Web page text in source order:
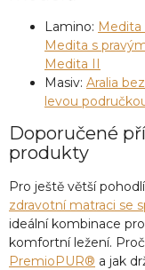
Lamino: Medita
Medita s
Medita II
Masiv: Aralia
levou
Doporučené
produkty
Pro ještě větší
zdravotní matraci se
ideální kombinace
komfortní ležení.
PremioPUR® a jak